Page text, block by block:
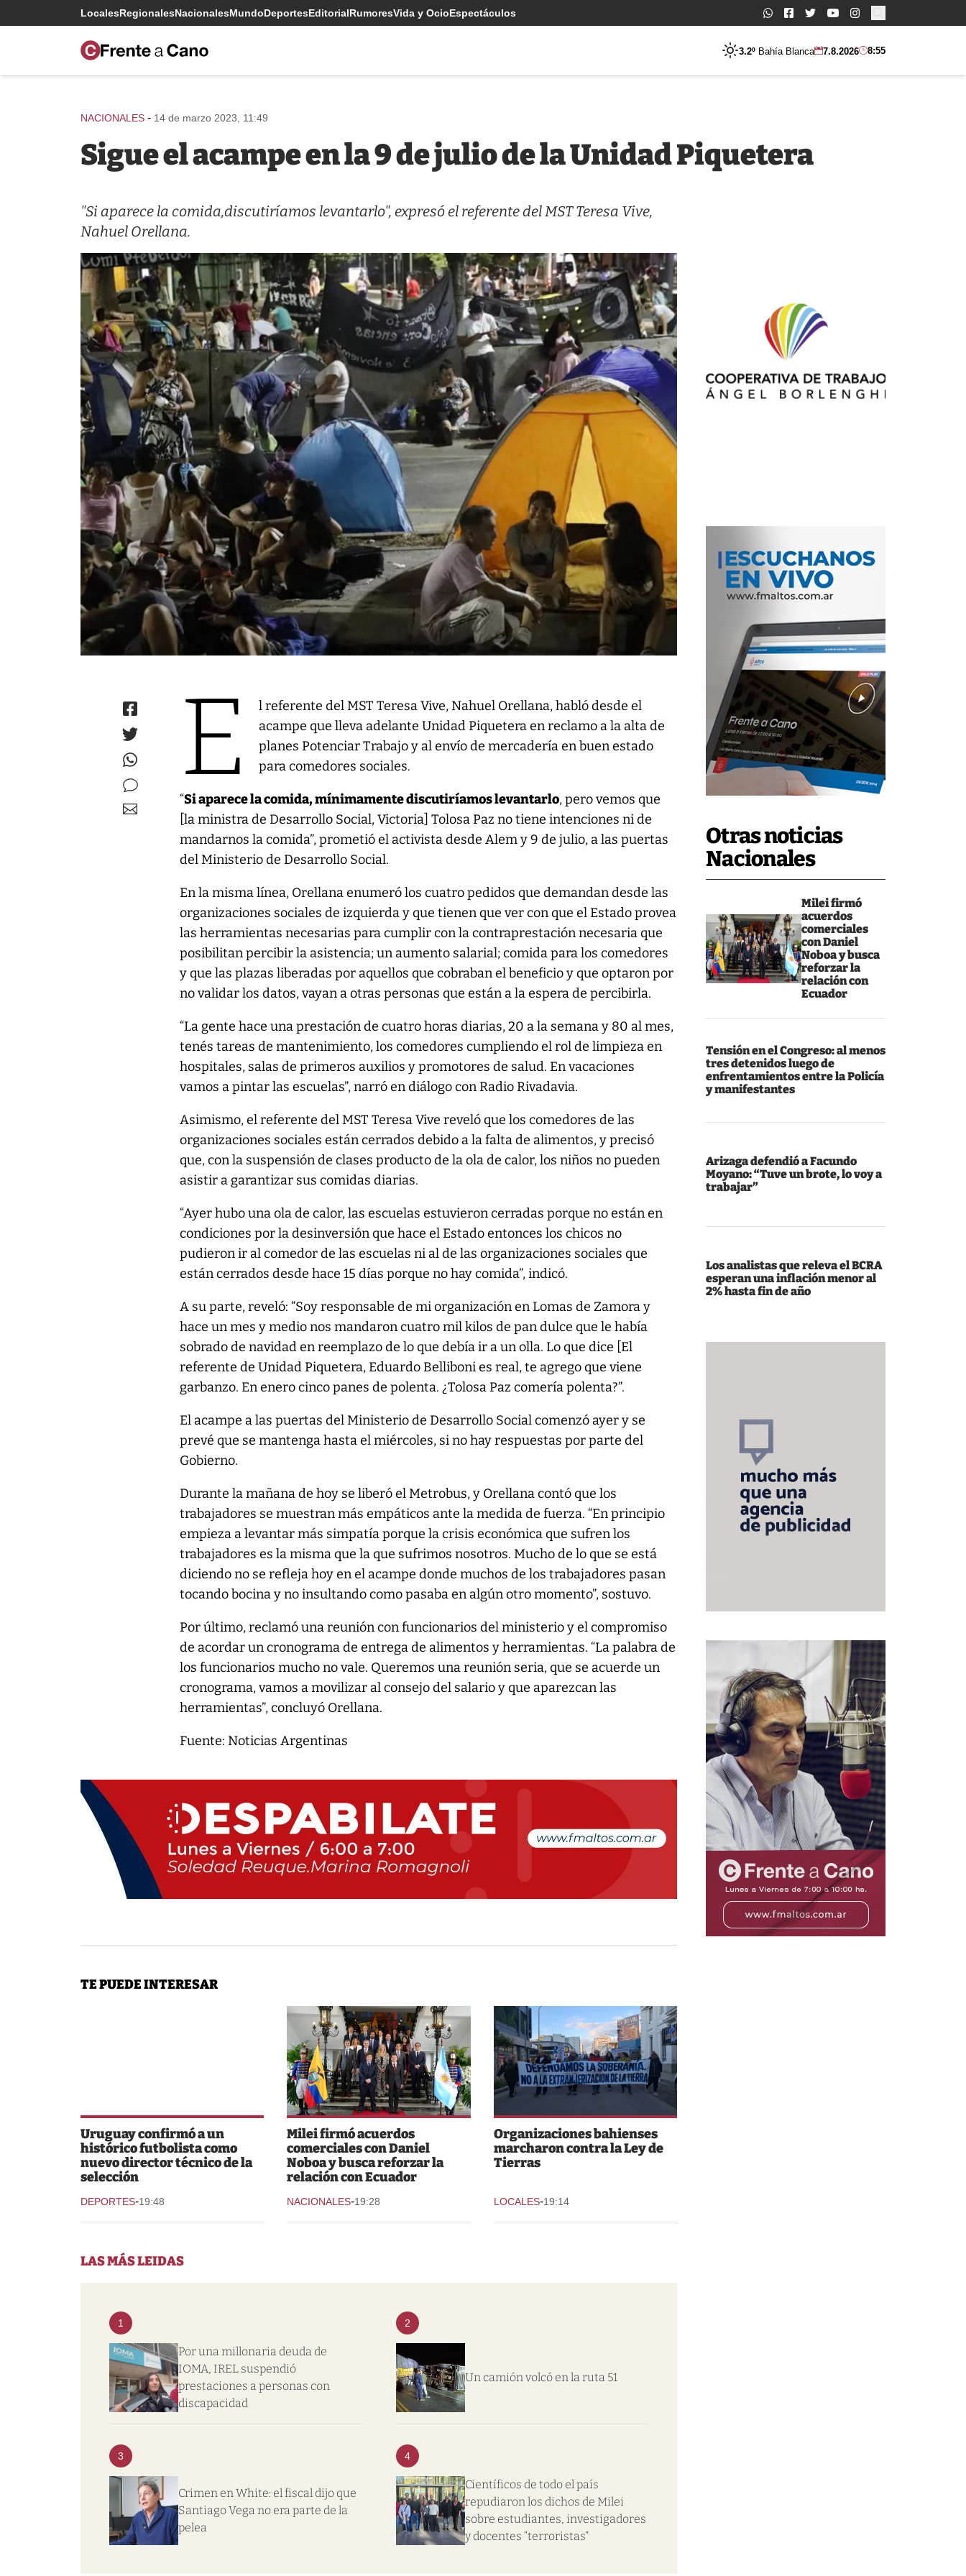
LocalesRegionalesNacionalesMundoDeportesEditorialRumoresVida y OcioEspectáculos Buscar:
3.2º Bahía Blanca 7.8.2026 8:55
Otras noticias
Nacionales
Milei firmó
acuerdos
comerciales
con Daniel
Noboa y busca
reforzar la
relación con
Ecuador
Tensión en el Congreso: al menos
tres detenidos luego de
enfrentamientos entre la Policía
y manifestantes
Arizaga defendió a Facundo
Moyano: “Tuve un brote, lo voy a
trabajar”
Los analistas que releva el BCRA
esperan una inflación menor al
2% hasta fin de año
NACIONALES - 14 de marzo 2023, 11:49
Sigue el acampe en la 9 de julio de la Unidad Piquetera
"Si aparece la comida,discutiríamos levantarlo", expresó el referente del MST Teresa Vive,
Nahuel Orellana.
E
l referente del MST Teresa Vive, Nahuel Orellana, habló desde el
acampe que lleva adelante Unidad Piquetera en reclamo a la alta de
planes Potenciar Trabajo y al envío de mercadería en buen estado
para comedores sociales.
“Si aparece la comida, mínimamente discutiríamos levantarlo, pero vemos que
[la ministra de Desarrollo Social, Victoria] Tolosa Paz no tiene intenciones ni de
mandarnos la comida”, prometió el activista desde Alem y 9 de julio, a las puertas
del Ministerio de Desarrollo Social.
En la misma línea, Orellana enumeró los cuatro pedidos que demandan desde las
organizaciones sociales de izquierda y que tienen que ver con que el Estado provea
las herramientas necesarias para cumplir con la contraprestación necesaria que
posibilitan percibir la asistencia; un aumento salarial; comida para los comedores
y que las plazas liberadas por aquellos que cobraban el beneficio y que optaron por
no validar los datos, vayan a otras personas que están a la espera de percibirla.
“La gente hace una prestación de cuatro horas diarias, 20 a la semana y 80 al mes,
tenés tareas de mantenimiento, los comedores cumpliendo el rol de limpieza en
hospitales, salas de primeros auxilios y promotores de salud. En vacaciones
vamos a pintar las escuelas”, narró en diálogo con Radio Rivadavia.
Asimismo, el referente del MST Teresa Vive reveló que los comedores de las
organizaciones sociales están cerrados debido a la falta de alimentos, y precisó
que, con la suspensión de clases producto de la ola de calor, los niños no pueden
asistir a garantizar sus comidas diarias.
“Ayer hubo una ola de calor, las escuelas estuvieron cerradas porque no están en
condiciones por la desinversión que hace el Estado entonces los chicos no
pudieron ir al comedor de las escuelas ni al de las organizaciones sociales que
están cerrados desde hace 15 días porque no hay comida”, indicó.
A su parte, reveló: “Soy responsable de mi organización en Lomas de Zamora y
hace un mes y medio nos mandaron cuatro mil kilos de pan dulce que le había
sobrado de navidad en reemplazo de lo que debía ir a un olla. Lo que dice [El
referente de Unidad Piquetera, Eduardo Belliboni es real, te agrego que viene
garbanzo. En enero cinco panes de polenta. ¿Tolosa Paz comería polenta?”.
El acampe a las puertas del Ministerio de Desarrollo Social comenzó ayer y se
prevé que se mantenga hasta el miércoles, si no hay respuestas por parte del
Gobierno.
Durante la mañana de hoy se liberó el Metrobus, y Orellana contó que los
trabajadores se muestran más empáticos ante la medida de fuerza. “En principio
empieza a levantar más simpatía porque la crisis económica que sufren los
trabajadores es la misma que la que sufrimos nosotros. Mucho de lo que se está
diciendo no se refleja hoy en el acampe donde muchos de los trabajadores pasan
tocando bocina y no insultando como pasaba en algún otro momento”, sostuvo.
Por último, reclamó una reunión con funcionarios del ministerio y el compromiso
de acordar un cronograma de entrega de alimentos y herramientas. “La palabra de
los funcionarios mucho no vale. Queremos una reunión seria, que se acuerde un
cronograma, vamos a movilizar al consejo del salario y que aparezcan las
herramientas”, concluyó Orellana.
Fuente: Noticias Argentinas
TE PUEDE INTERESAR
Uruguay confirmó a un
histórico futbolista como
nuevo director técnico de la
selección
DEPORTES-19:48
Milei firmó acuerdos
comerciales con Daniel
Noboa y busca reforzar la
relación con Ecuador
NACIONALES-19:28
Organizaciones bahienses
marcharon contra la Ley de
Tierras
LOCALES-19:14
LAS MÁS LEIDAS
1
Por una millonaria deuda de
IOMA, IREL suspendió
prestaciones a personas con
discapacidad
2
Un camión volcó en la ruta 51
3
Crimen en White: el fiscal dijo que
Santiago Vega no era parte de la
pelea
4
Científicos de todo el país
repudiaron los dichos de Milei
sobre estudiantes, investigadores
y docentes “terroristas”